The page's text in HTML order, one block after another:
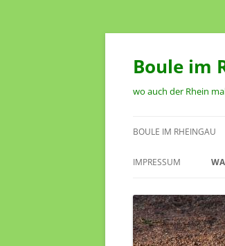
Zum
springen
Boule im
wo auch der Rhein
BOULE IM RHEINGAU
SPIELSTÄTTEN IM
IMPRESSUM